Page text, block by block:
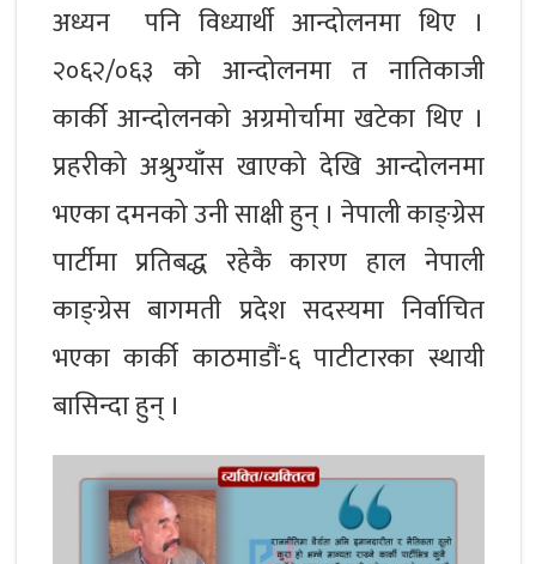
अध्यन पनि विध्यार्थी आन्दोलनमा थिए ।
२०६२/०६३ को आन्दोलनमा त नातिकाजी
कार्की आन्दोलनको अग्रमोर्चामा खटेका थिए ।
प्रहरीको अश्रुग्याँस खाएको देखि आन्दोलनमा
भएका दमनको उनी साक्षी हुन् । नेपाली काङ्ग्रेस
पार्टीमा प्रतिबद्ध रहेकै कारण हाल नेपाली
काङ्ग्रेस बागमती प्रदेश सदस्यमा निर्वाचित
भएका कार्की काठमाडौं-६ पाटीटारका स्थायी
बासिन्दा हुन् ।